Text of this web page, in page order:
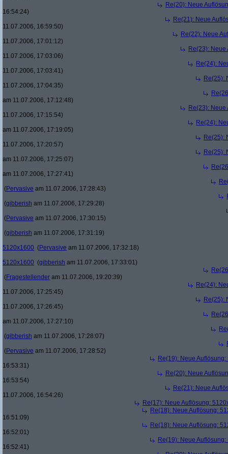
Re(20): Neue
16:54:24)
Re(21): Neue
11.07.2006, 16:59:50)
Re(22): Neue
11.07.2006, 17:01:12)
Re(23):
11.07.2006, 17:03:06)
Re(24):
11.07.2006, 17:03:41)
Re(25):
11.07.2006, 17:04:35)
am 11.07.2006, 17:12:48)
Re(23):
11.07.2006, 17:15:54)
Re(24):
am 11.07.2006, 17:19:05)
Re(25):
11.07.2006, 17:20:57)
Re(25):
am 11.07.2006, 17:25:07)
am 11.07.2006, 17:27:41)
(Pervasive am 11.07.2006, 17:28:43)
(gibberish am 11.07.2006, 17:29:28)
(Pervasive am 11.07.2006, 17:30:15)
(gibberish am 11.07.2006, 17:31:19)
5120x1600 (Pervasive am 11.07.2006, 17:32:18)
5120x1600 (gibberish am 11.07.2006, 17:33:01)
(Fragestellender am 11.07.2006, 19:20:39)
Re(24):
11.07.2006, 17:25:45)
Re(25):
11.07.2006, 17:26:45)
am 11.07.2006, 17:27:10)
(gibberish am 11.07.2006, 17:28:07)
(Pervasive am 11.07.2006, 17:28:52)
Re(19): Neue
16:53:31)
Re(20): Neue
16:53:54)
Re(21): Neue
11.07.2006, 16:54:26)
Re(17): Neue Auflösung:
Re(18): Neue Auflösung:
16:51:09)
Re(18): Neue Auflösung:
16:52:01)
Re(19): Neue
16:52:41)